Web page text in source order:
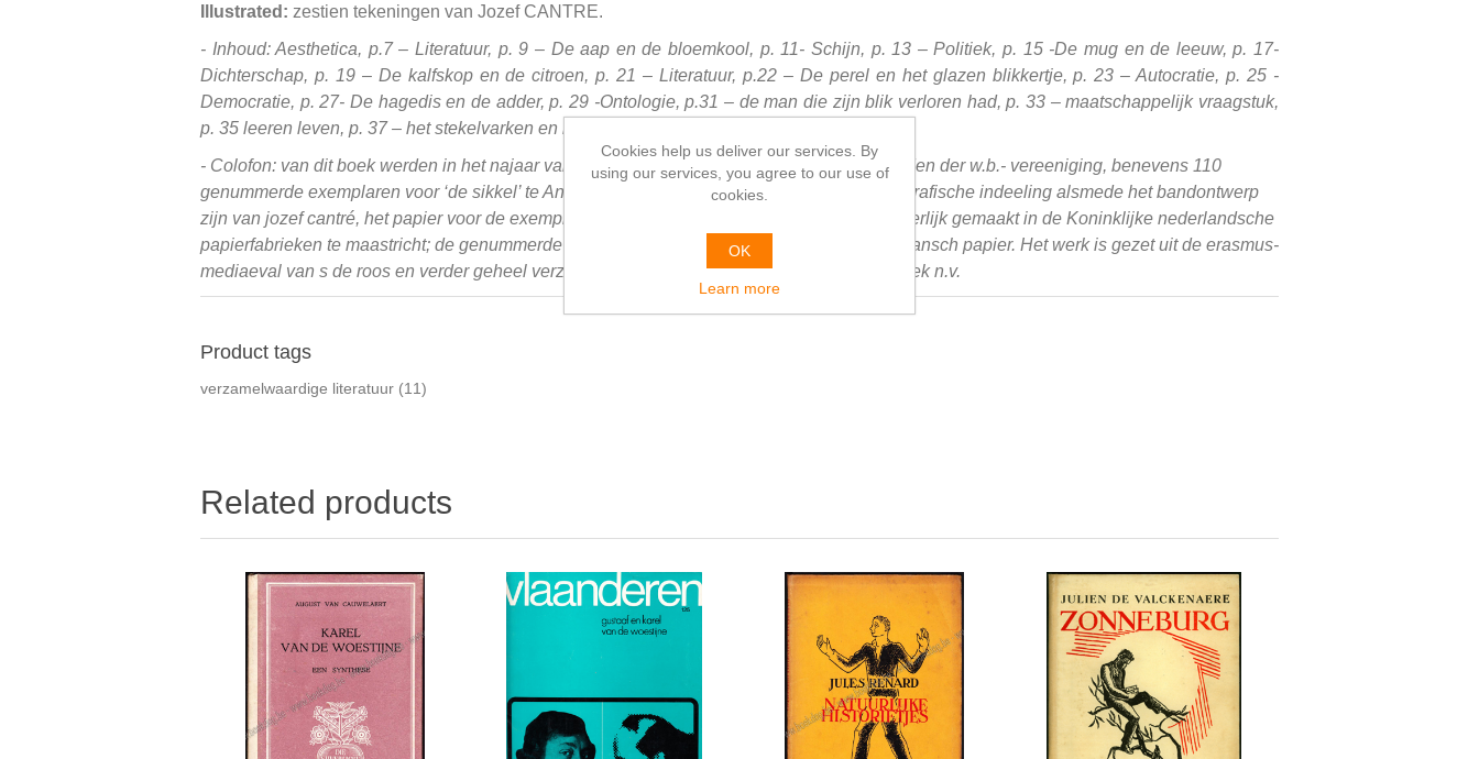
Illustrated: zestien tekeningen van Jozef CANTRE.
- Inhoud: Aesthetica, p.7 – Literatuur, p. 9 – De aap en de bloemkool, p. 11- Schijn, p. 13 – Politiek, p. 15 -De mug en de leeuw, p. 17-
Dichterschap, p. 19 – De kalfskop en de citroen, p. 21 – Literatuur, p.22 – De perel en het glazen blikkertje, p. 23 – Autocratie, p. 25 -
Democratie, p. 27- De hagedis en de adder, p. 29 -Ontologie, p.31 – de man die zijn blik verloren had, p. 33 – maatschappelijk vraagstuk,
p. 35 leeren leven, p. 37 – het stekelvarken en het pelskonijn, p. 39 – de waarheid, p. 41.
- Colofon: van dit boek werden in het najaar van 1933, 3500 exemplaren gedrukt voor de leden der w.b.- vereeniging, benevens 110
genummerde exemplaren voor ‘de sikkel’ te Antwerpen, de sierletters, teekeningen en typografische indeeling alsmede het bandontwerp
zijn van jozef cantré, het papier voor de exemplaren der w.b. – vereenigingsleden is bijzonderlijk gemaakt in de Koninklijke nederlandsche
papierfabrieken te maastricht; de genummerde exemplaren werden gedrukt op keizerlijk japansch papier. Het werk is gezet uit de erasmus-
mediaeval van s de roos en verder geheel verzorgd in de werkplaatsen der wereld-bibliotheek n.v.
Product tags
verzamelwaardige literatuur (11)
Related products
Cookies help us deliver our services. By
using our services, you agree to our use of
cookies.
OK
Learn more